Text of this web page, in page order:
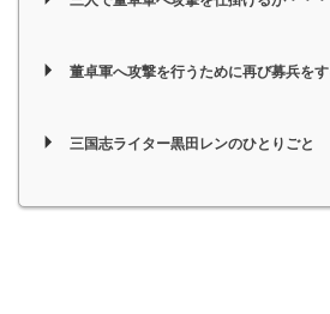
董卓軍へ攻撃を行うために再び募兵を
三国志ライター黒田レンのひとりごと